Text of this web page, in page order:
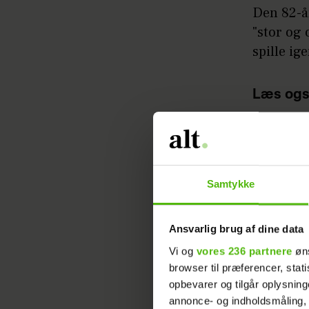
Samtykke
Ansvarlig brug af dine data
Vi og vores 236 partnere
browser til præferencer,
opbevarer og tilgår
annonce- og
Den 82-
"stor og
spille
Læs
en
at spille
man vil